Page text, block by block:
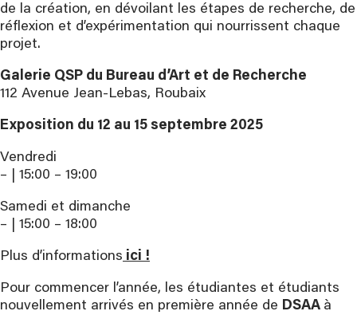
de la création, en dévoilant les étapes de recherche, de
réflexion et d’expérimentation qui nourrissent chaque
projet.
Galerie QSP du Bureau d’Art et de Recherche
112 Avenue Jean-Lebas, Roubaix
Exposition du 12 au 15 septembre 2025
Vendredi
– | 15:00 – 19:00
Samedi et dimanche
– | 15:00 – 18:00
Plus d’informations ici !
Pour commencer l’année, les étudiantes et étudiants
nouvellement arrivés en première année de DSAA à